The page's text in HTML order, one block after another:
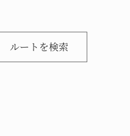
ルートを検索